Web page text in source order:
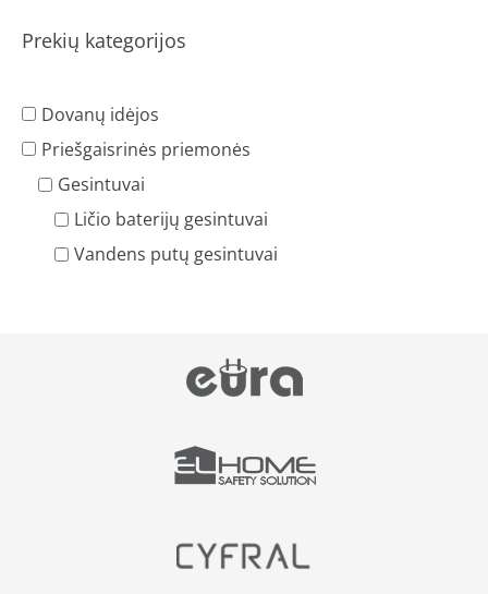
Prekių kategorijos
Dovanų idėjos
Priešgaisrinės priemonės
Gesintuvai
Ličio baterijų gesintuvai
Vandens putų gesintuvai